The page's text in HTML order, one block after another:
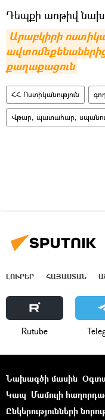
Դեպքի առթիվ
Արաբկիրի
քաղաքացուն
ՀՀ Ոստիկանություն
Վթար, պատահար,
ԼՈՒՐԵՐ ՀԱՅԱՍՏԱՆ
Rutube
Նախագծի մասին
Կապ Մամուլի
Ընկերությունների